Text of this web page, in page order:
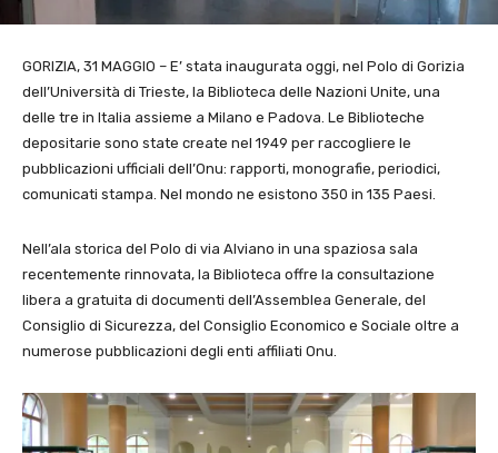
GORIZIA, 31 MAGGIO – E’ stata inaugurata oggi, nel Polo di Gorizia
dell’Università di Trieste, la Biblioteca delle Nazioni Unite, una
delle tre in Italia assieme a Milano e Padova. Le Biblioteche
depositarie sono state create nel 1949 per raccogliere le
pubblicazioni ufficiali dell’Onu: rapporti, monografie, periodici,
comunicati stampa. Nel mondo ne esistono 350 in 135 Paesi.
Nell’ala storica del Polo di via Alviano in una spaziosa sala
recentemente rinnovata, la Biblioteca offre la consultazione
libera a gratuita di documenti dell’Assemblea Generale, del
Consiglio di Sicurezza, del Consiglio Economico e Sociale oltre a
numerose pubblicazioni degli enti affiliati Onu.